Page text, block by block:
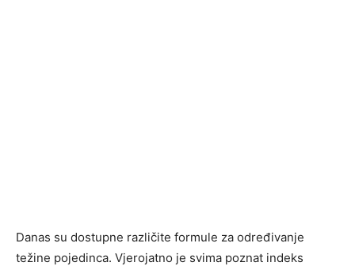
Danas su dostupne različite formule za određivanje
težine pojedinca. Vjerojatno je svima poznat indeks